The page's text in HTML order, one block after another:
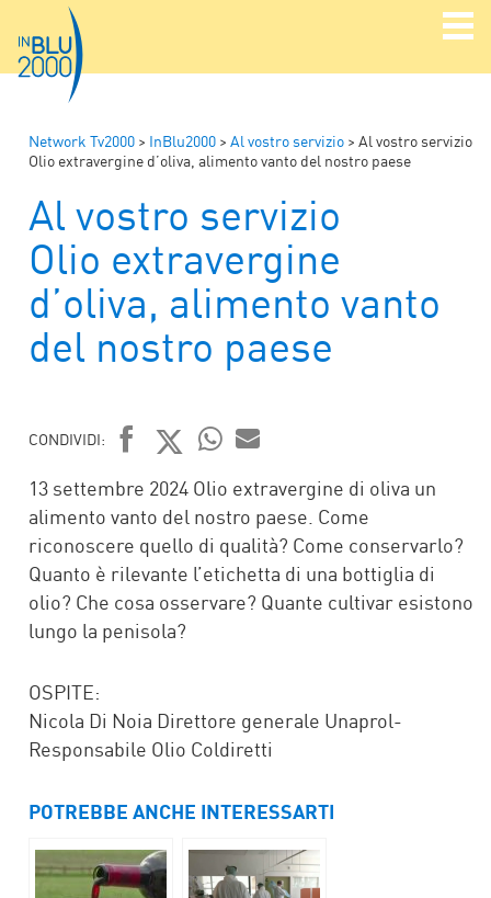
Network Tv2000 > InBlu2000 > Al vostro servizio > Al vostro servizio
Olio extravergine d’oliva, alimento vanto del nostro paese
Al vostro servizio
Olio extravergine
d’oliva, alimento vanto
del nostro paese
CONDIVIDI:
FACEBOOK
TWITTER
WHATSAPP
MAIL
13 settembre 2024 Olio extravergine di oliva un
alimento vanto del nostro paese. Come
riconoscere quello di qualità? Come conservarlo?
Quanto è rilevante l’etichetta di una bottiglia di
olio? Che cosa osservare? Quante cultivar esistono
lungo la penisola?
OSPITE:
Nicola Di Noia Direttore generale Unaprol-
Responsabile Olio Coldiretti
POTREBBE ANCHE INTERESSARTI